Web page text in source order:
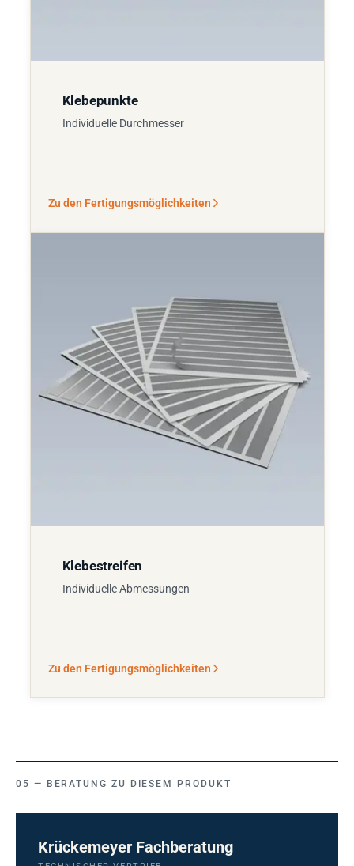
Klebepunkte
Individuelle Durchmesser
Zu den Fertigungsmöglichkeiten
Klebestreifen
Individuelle Abmessungen
Zu den Fertigungsmöglichkeiten
BERATUNG ZU DIESEM PRODUKT
Krückemeyer Fachberatung